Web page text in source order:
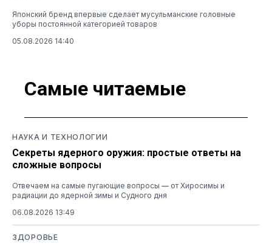
Японский бренд впервые сделает мусульманские головные
уборы постоянной категорией товаров
05.08.2026 14:40
Самые читаемые
НАУКА И ТЕХНОЛОГИИ
Секреты ядерного оружия: простые ответы на
сложные вопросы
Отвечаем на самые пугающие вопросы — от Хиросимы и
радиации до ядерной зимы и Судного дня
06.08.2026 13:49
ЗДОРОВЬЕ